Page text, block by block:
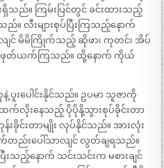
သည်။ ကြမ်းပြင်တွင် ခင်းထားသည့်
လီးများစုပ်ပြီးကြသည့်နောက်
မိမိကြိုက်သည့် ဆိုဖာ၊ ကုတင်၊ အိပ်
ဖုတ်ယက်ကြသည်။ ထို့နောက် ကိုယ်
ပူးပေါင်းနိုင်သည်။ ဥပမာ သူဇာကို
ထက်လိုးနေသည့် ပိုပိုနို့သွားစုပ်ခိုင်းတာ
ခိုင်းတာမျိုး လုပ်နိုင်သည်။ အားလုံး
ည်းပေါ်သာလျင် လွတ်ချရသည်။
သည့်နောက် သင်းသင်းက မစားချင်